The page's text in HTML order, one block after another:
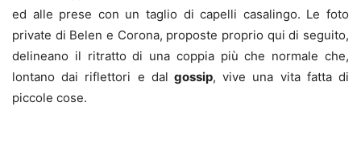
ed alle prese con un taglio di capelli casalingo. Le foto
private di Belen e Corona, proposte proprio qui di seguito,
delineano il ritratto di una coppia più che normale che,
lontano dai riflettori e dal gossip, vive una vita fatta di
piccole cose.